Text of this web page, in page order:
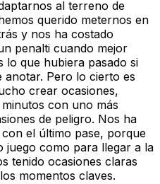
al terreno de
querido meternos en
y nos ha costado
penalti cuando mejor
lo que hubiera pasado si
anotar. Pero lo cierto es
crear ocasiones,
con uno más
de peligro. Nos ha
el último pase, porque
juego como para llegar a la
tenido ocasiones claras
momentos claves.